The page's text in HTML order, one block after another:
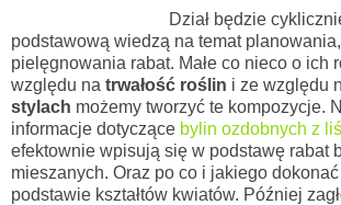
Dział będzie cyklicznie
podstawową wiedzą na temat
pielęgnowania rabat. Małe co nieco o ich
względu na trwałość roślin i ze względu
stylach możemy tworzyć te kompozycje.
informacje dotyczące bylin ozdobnych z
efektownie wpisują się w podstawę rabat
mieszanych. Oraz po co i jakiego
podstawie kształtów kwiatów. Później